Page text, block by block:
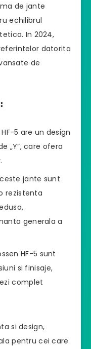
de jante
echilibrul
In 2024,
datorita
de
HF-5 are un design
„Y”, care ofera
jante sunt
rezistenta
generala a
HF-5 sunt
si finisaje,
complet
si design,
pentru cei care